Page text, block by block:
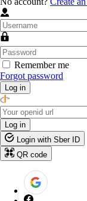
Remember me
Forgot password
Log in
Log in
Login with Sber ID
QR code